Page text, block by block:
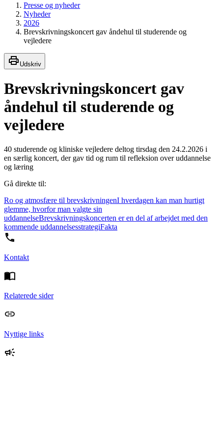
Presse og nyheder
Nyheder
2026
Brevskrivningskoncert gav åndehul til studerende og
vejledere
Udskriv
Brevskrivningskoncert gav
åndehul til studerende og
vejledere
40 studerende og kliniske vejledere deltog tirsdag den 24.2.2026 i
en særlig koncert, der gav tid og rum til refleksion over uddannelse
og læring
Gå direkte til:
Ro og atmosfære til brevskrivningenI hverdagen kan man hurtigt
glemme, hvorfor man valgte sin
uddannelseBrevskrivningskoncerten er en del af arbejdet med den
kommende uddannelsesstrategiFakta
Kontakt
Relaterede sider
Nyttige links